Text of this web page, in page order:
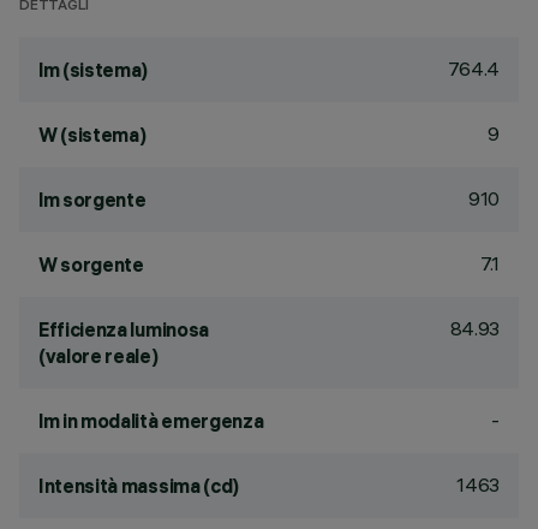
DETTAGLI
lm (sistema) 764.4
W (sistema) 9
lm sorgente 910
W sorgente 7.1
Efficienza luminosa
(valore reale)
84.93
lm in modalità emergenza -
Intensità massima (cd) 1463